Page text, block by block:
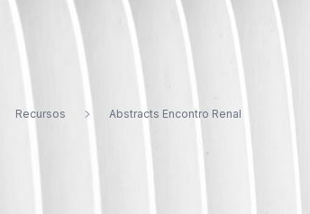
Recursos Abstracts Encontro Renal